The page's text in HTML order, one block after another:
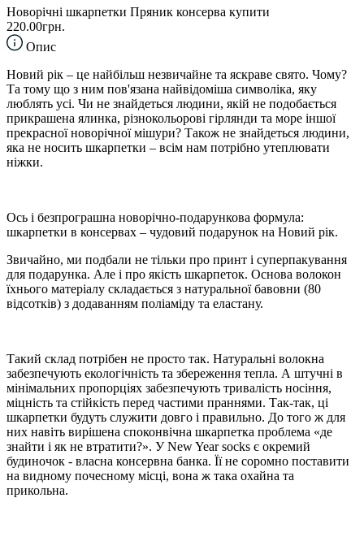
Новорічні шкарпетки Пряник консерва купити
220.00грн.
Опис
Новий рік – це найбільш незвичайне та яскраве свято. Чому?
Та тому що з ним пов'язана найвідоміша символіка, яку
люблять усі. Чи не знайдеться людини, якій не подобається
прикрашена ялинка, різнокольорові гірлянди та море іншої
прекрасної новорічної мішури? Також не знайдеться людини,
яка не носить шкарпетки – всім нам потрібно утеплювати
ніжки.
Ось і безпрограшна новорічно-подарункова формула:
шкарпетки в консервах – чудовий подарунок на Новий рік.
Звичайно, ми подбали не тільки про принт і суперпакування
для подарунка. Але і про якість шкарпеток. Основа волокон
їхнього матеріалу складається з натуральної бавовни (80
відсотків) з додаванням поліаміду та еластану.
Такий склад потрібен не просто так. Натуральні волокна
забезпечують екологічність та збереження тепла. А штучні в
мінімальних пропорціях забезпечують тривалість носіння,
міцність та стійкість перед частими праннями. Так-так, ці
шкарпетки будуть служити довго і правильно. До того ж для
них навіть вирішена споконвічна шкарпетка проблема «де
знайти і як не втратити?». У New Year socks є окремий
будиночок - власна консервна банка. Її не соромно поставити
на видному почесному місці, вона ж така охайна та
прикольна.